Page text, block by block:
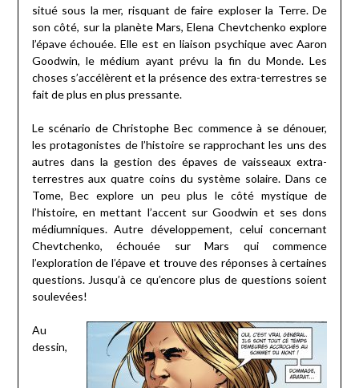
situé sous la mer, risquant de faire exploser la Terre. De
son côté, sur la planète Mars, Elena Chevtchenko explore
l’épave échouée. Elle est en liaison psychique avec Aaron
Goodwin, le médium ayant prévu la fin du Monde. Les
choses s’accélèrent et la présence des extra-terrestres se
fait de plus en plus pressante.
Le scénario de Christophe Bec commence à se dénouer,
les protagonistes de l’histoire se rapprochant les uns des
autres dans la gestion des épaves de vaisseaux extra-
terrestres aux quatre coins du système solaire. Dans ce
Tome, Bec explore un peu plus le côté mystique de
l’histoire, en mettant l’accent sur Goodwin et ses dons
médiumniques. Autre développement, celui concernant
Chevtchenko, échouée sur Mars qui commence
l’exploration de l’épave et trouve des réponses à certaines
questions. Jusqu’à ce qu’encore plus de questions soient
soulevées!
Au
dessin,